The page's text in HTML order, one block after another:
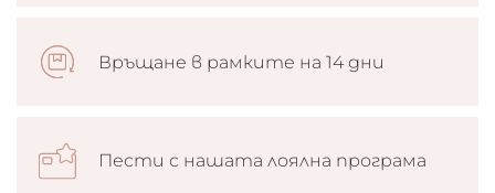
Връщане в рамките на 14 дни
Пести с нашата лоялна програма